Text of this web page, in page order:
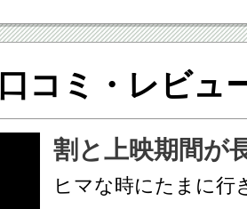
口コミ・レビュ
割と上映期間が
ヒマな時にたまに行